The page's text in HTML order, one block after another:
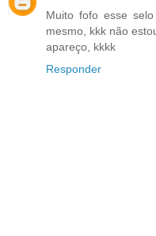
Muito fofo esse
mesmo, kkk não
apareço, kkkk
Responder